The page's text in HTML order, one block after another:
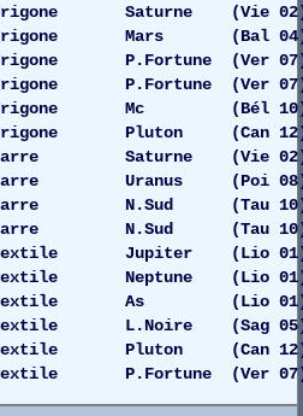
Saturne (Vie 02)
Trigone Mars (Bal 04)
Trigone P.Fortune (Ver
P.Fortune (Ver 07)
Trigone Mc (Bél 10)
Pluton (Can 12)
Saturne (Vie 02)
Uranus (Poi 08)
N.Sud (Tau 10)
Carre N.Sud (Tau 10)
Jupiter (Lio 01)
Neptune (Lio 01)
Sextile As (Lio 01)
L.Noire (Sag 05)
Pluton (Can 12)
P.Fortune (Ver 07)